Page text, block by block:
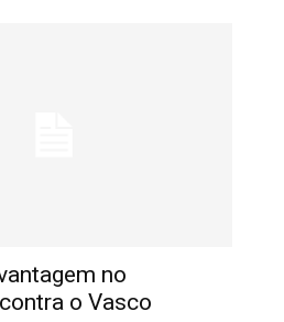
no
o Vasco